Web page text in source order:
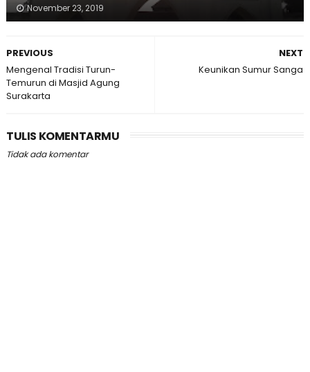
November 23, 2019
NEXT
Keunikan Sumur Sanga
PREVIOUS
Mengenal Tradisi Turun-
Temurun di Masjid Agung
Surakarta
TULIS KOMENTARMU
Tidak ada komentar